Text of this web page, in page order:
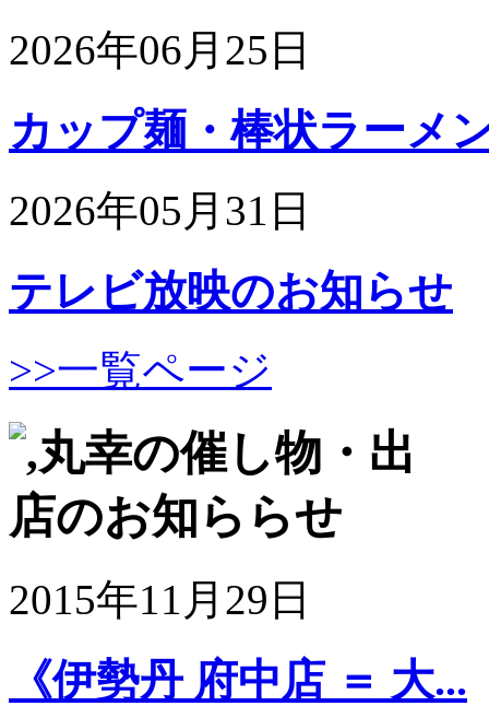
2026年06月25日
カップ麺・棒状ラーメ
2026年05月31日
テレビ放映のお知らせ
>>一覧ページ
2015年11月29日
《伊勢丹 府中店 ＝ 大...